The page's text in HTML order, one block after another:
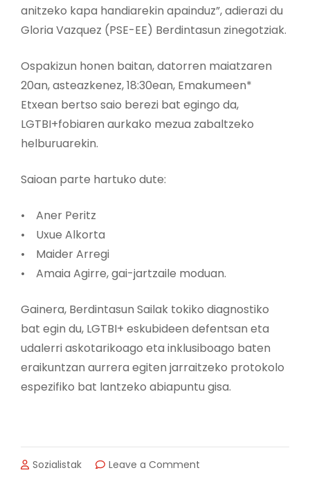
anitzeko kapa handiarekin apainduz”, adierazi du
Gloria Vazquez (PSE-EE) Berdintasun zinegotziak.
Ospakizun honen baitan, datorren maiatzaren
20an, asteazkenez, 18:30ean, Emakumeen*
Etxean bertso saio berezi bat egingo da,
LGTBI+fobiaren aurkako mezua zabaltzeko
helburuarekin.
Saioan parte hartuko dute:
• Aner Peritz
• Uxue Alkorta
• Maider Arregi
• Amaia Agirre, gai-jartzaile moduan.
Gainera, Berdintasun Sailak tokiko diagnostiko
bat egin du, LGTBI+ eskubideen defentsan eta
udalerri askotarikoago eta inklusiboago baten
eraikuntzan aurrera egiten jarraitzeko protokolo
espezifiko bat lantzeko abiapuntu gisa.
Sozialistak Leave a Comment